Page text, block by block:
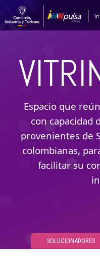
Pasar
al
contenido
Espacio que
con capacidad
provenientes de
colombianas,
facilitar su
SOLUCIONADORES